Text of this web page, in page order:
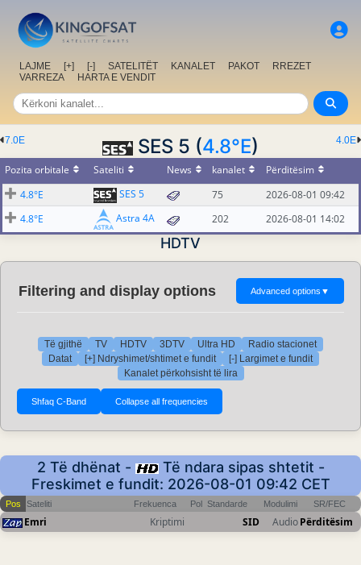
LAJME [+] [-] SATELITËT KANALET PAKOT
RREZET
VARREZA
HARTA E VENDIT
4.0E
7.0E SES 5 (4.8°E)
Pozita orbitale Sateliti News kanalet
Përditësim
4.8°E
SES 5 75
2026-08-01 09:42
4.8°E
Astra 4A 202 2026-08-01 14:02
HDTV
Filtering and display options Advanced options ▼
Të gjithë TV HDTV 3DTV Ultra HD
Radio stacionet
Datat
[+] Ndryshimet/shtimet e fundit
[-] Largimet e fundit
Kanalet përkohsisht të lira
2 Të dhënat -
Të ndara sipas shtetit -
Freskimet e fundit: 2026-08-01 09:42 CET
Pos Sateliti Frekuenca Pol Standarde Modulimi SR/FEC
Emri Kriptimi SID AudioPërditësim